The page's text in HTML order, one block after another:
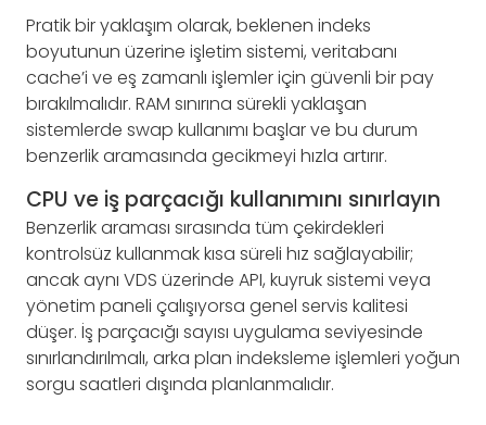
Pratik bir yaklaşım olarak, beklenen indeks
boyutunun üzerine işletim sistemi, veritabanı
cache’i ve eş zamanlı işlemler için güvenli bir pay
bırakılmalıdır. RAM sınırına sürekli yaklaşan
sistemlerde swap kullanımı başlar ve bu durum
benzerlik aramasında gecikmeyi hızla artırır.
CPU ve iş parçacığı kullanımını sınırlayın
Benzerlik araması sırasında tüm çekirdekleri
kontrolsüz kullanmak kısa süreli hız sağlayabilir;
ancak aynı VDS üzerinde API, kuyruk sistemi veya
yönetim paneli çalışıyorsa genel servis kalitesi
düşer. İş parçacığı sayısı uygulama seviyesinde
sınırlandırılmalı, arka plan indeksleme işlemleri yoğun
sorgu saatleri dışında planlanmalıdır.